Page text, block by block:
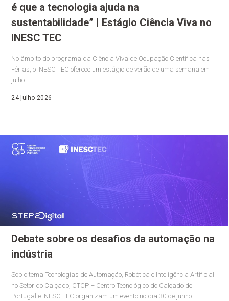
é que a tecnologia ajuda na
sustentabilidade” | Estágio Ciência Viva no
INESC TEC
No âmbito do programa da Ciência Viva de Ocupação Científica nas
Férias, o INESC TEC oferece um estágio de verão de uma semana em
julho.
24 julho 2026
Debate sobre os desafios da automação na
indústria
Sob o tema Tecnologias de Automação, Robótica e Inteligência Artificial
no Setor do Calçado, CTCP – Centro Tecnológico do Calçado de
Portugal e INESC TEC organizam um evento no dia 30 de junho.